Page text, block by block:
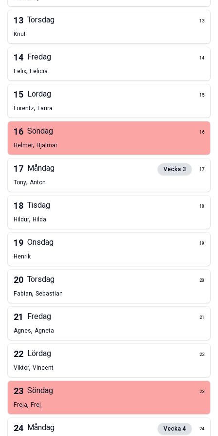
13 Torsdag 13
Knut
14 Fredag 14
Felix, Felicia
15 Lördag 15
Lorentz, Laura
16 Söndag 16
Helmer, Hjalmar
17 Måndag Vecka 3 17
Tony, Anton
18 Tisdag 18
Hildur, Hilda
19 Onsdag 19
Henrik
20 Torsdag 20
Fabian, Sebastian
21 Fredag 21
Agnes, Agneta
22 Lördag 22
Viktor, Vincent
23 Söndag 23
Freja, Frej
24 Måndag Vecka4 24